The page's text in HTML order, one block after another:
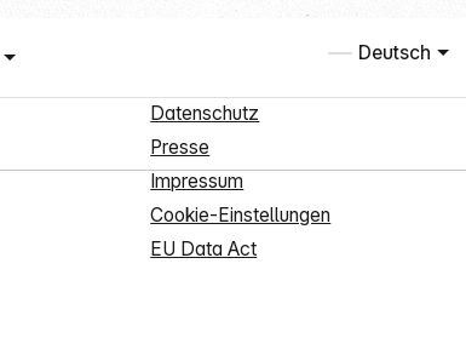
Deutsch
Datenschutz
Presse
Impressum
Cookie-Einstellungen
EU Data Act